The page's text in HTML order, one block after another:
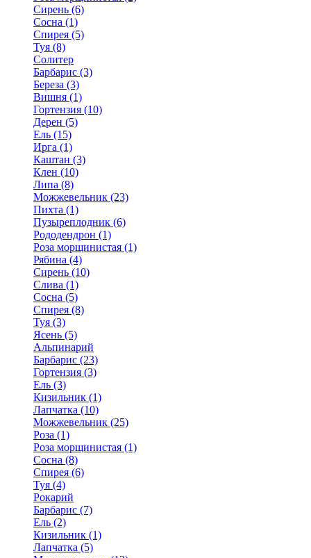
Сирень (6)
Сосна (1)
Спирея (5)
Туя (8)
Солитер
Барбарис (3)
Береза (3)
Вишня (1)
Гортензия (10)
Дерен (5)
Ель (15)
Ирга (1)
Каштан (3)
Клен (10)
Липа (8)
Можжевельник (23)
Пихта (1)
Пузыреплодник (6)
Рододендрон (1)
Роза морщинистая (1)
Рябина (4)
Сирень (10)
Слива (1)
Сосна (5)
Спирея (8)
Туя (3)
Ясень (5)
Альпинарий
Барбарис (23)
Гортензия (3)
Ель (3)
Кизильник (1)
Лапчатка (10)
Можжевельник (25)
Роза (1)
Роза морщинистая (1)
Сосна (8)
Спирея (6)
Туя (4)
Рокарий
Барбарис (7)
Ель (2)
Кизильник (1)
Лапчатка (5)